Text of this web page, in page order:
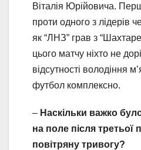
Віталія Юрійовича.
проти одного з лідерів
як “ЛНЗ” грав з
цього матчу ніхто не
відсутності володіння
футбол комплексно.
– Наскільки важко
на поле після третьої
повітряну тривогу?